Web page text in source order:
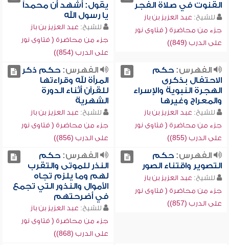
القنوت في صلاة الفجر
للشيخ: عبد العزيز بن باز
جزء من محاضرة ( فتاوى نور
على الدرب (849))
يقول: أشهد أن محمداً
يا رسول الله
للشيخ: عبد العزيز بن باز
جزء من محاضرة ( فتاوى نور
على الدرب (854))
الفهرس:حكم
الاحتفال بذكرى
الهجرة النبوية والإسراء
والمعراج وغيرها
للشيخ: عبد العزيز بن باز
جزء من محاضرة ( فتاوى نور
على الدرب (855))
الفهرس:حكم ذكر
المرأة لله وقراءتها
للقرآن أثناء الدورة
الشهرية
للشيخ: عبد العزيز بن باز
جزء من محاضرة ( فتاوى نور
على الدرب (856))
الفهرس:حكم
التصوير واقتناء الصور
للشيخ: عبد العزيز بن باز
جزء من محاضرة ( فتاوى نور
على الدرب (857))
الفهرس:حكم
النذر للموتى والتقرب
لهم وما يلزم تجاه
الأموال والنذور التي تجمع
في أضرحتهم
للشيخ: عبد العزيز بن باز
جزء من محاضرة ( فتاوى نور
على الدرب (868))